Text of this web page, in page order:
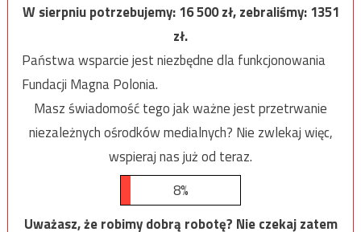
W sierpniu potrzebujemy:16 500zł, zebraliśmy:1351
zł.
Państwa wsparcie jest niezbędne dla funkcjonowania
Fundacji Magna Polonia.
Masz świadomość tego jak ważne jest przetrwanie
niezależnych ośrodków medialnych? Nie zwlekaj więc,
wspieraj nas już od teraz.
8%
Uważasz, że robimy dobrą robotę? Nie czekaj zatem